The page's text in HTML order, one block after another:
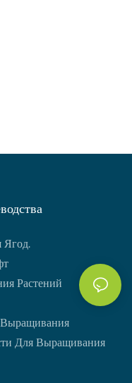
Ягод.
Растений
Для Выращивания